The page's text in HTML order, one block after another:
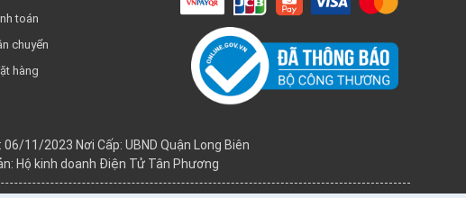
toán
chuyển
hàng
11/2023 Nơi Cấp: UBND Quận Long Biên
Hộ kinh doanh Điện Tử Tân Phương